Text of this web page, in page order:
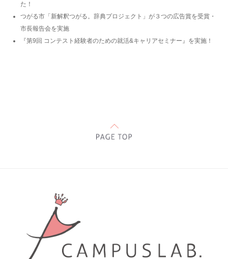
た！
つがる市「新解釈つがる。辞典プロジェクト」が３つの広告賞を受賞・
市長報告会を実施
『第9回 コンテスト経験者のための就活&キャリアセミナー』を実施！